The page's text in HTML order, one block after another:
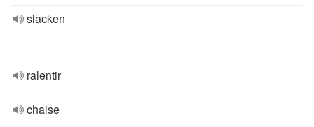
slacken
ralentir
chaise